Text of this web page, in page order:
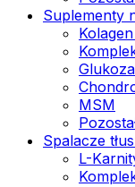
Suplementy
MSM
Spalacze
L-